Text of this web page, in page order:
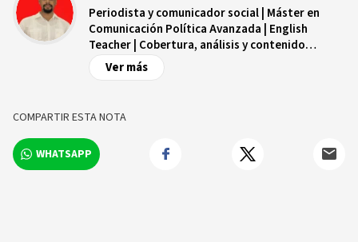
Periodista y comunicador social | Máster en
Comunicación Política Avanzada | English
Teacher | Cobertura, análisis y contenido
digital.
Ver más
COMPARTIR ESTA NOTA
WHATSAPP